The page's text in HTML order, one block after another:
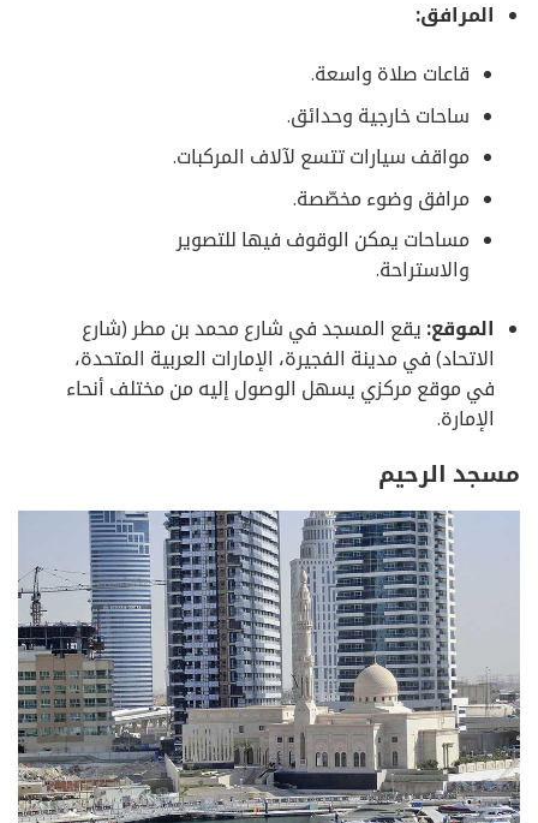
المرافق:
قاعات صلاة واسعة.
ساحات خارجية وحدائق.
مواقف سيارات تتسع لآلاف المركبات.
مرافق وضوء مخصّصة.
مساحات يمكن الوقوف فيها للتصوير
والاستراحة.
الموقع:يقع المسجد في شارع محمد بن مطر (شارع
الاتحاد) في مدينة الفجيرة، الإمارات العربية المتحدة،
في موقع مركزي يسهل الوصول إليه من مختلف أنحاء
الإمارة.
مسجد الرحيم